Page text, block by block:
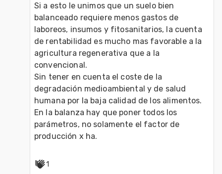
Si a esto le unimos que un suelo bien
balanceado requiere menos gastos de
laboreos, insumos y fitosanitarios, la cuenta
de rentabilidad es mucho mas favorable a la
agricultura regenerativa que a la
convencional.
Sin tener en cuenta el coste de la
degradación medioambiental y de salud
humana por la baja calidad de los alimentos.
En la balanza hay que poner todos los
parámetros, no solamente el factor de
1